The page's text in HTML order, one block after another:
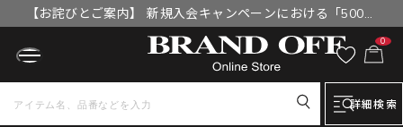
【お詫びとご案内】 新規入会キャンペーンにおける「500円
OFFクーポン」付与漏れと補填について
0
詳細検索